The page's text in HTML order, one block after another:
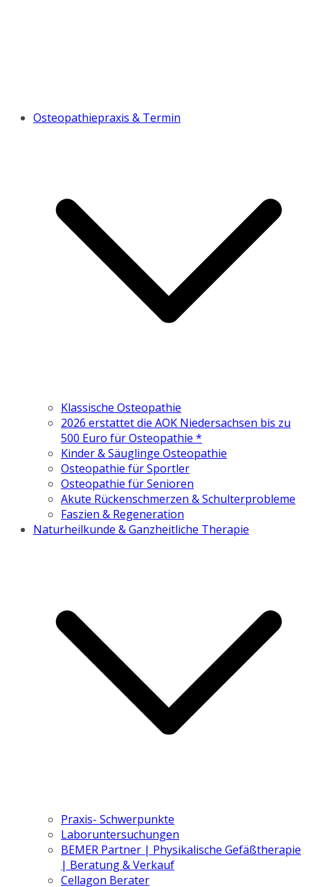
Osteopathiepraxis & Termin
Klassische Osteopathie
2026 erstattet die AOK Niedersachsen bis zu
500 Euro für Osteopathie *
Kinder & Säuglinge Osteopathie
Osteopathie für Sportler
Osteopathie für Senioren
Akute Rückenschmerzen & Schulterprobleme
Faszien & Regeneration
Naturheilkunde & Ganzheitliche Therapie
Praxis- Schwerpunkte
Laboruntersuchungen
BEMER Partner | Physikalische Gefäßtherapie
| Beratung & Verkauf
Cellagon Berater